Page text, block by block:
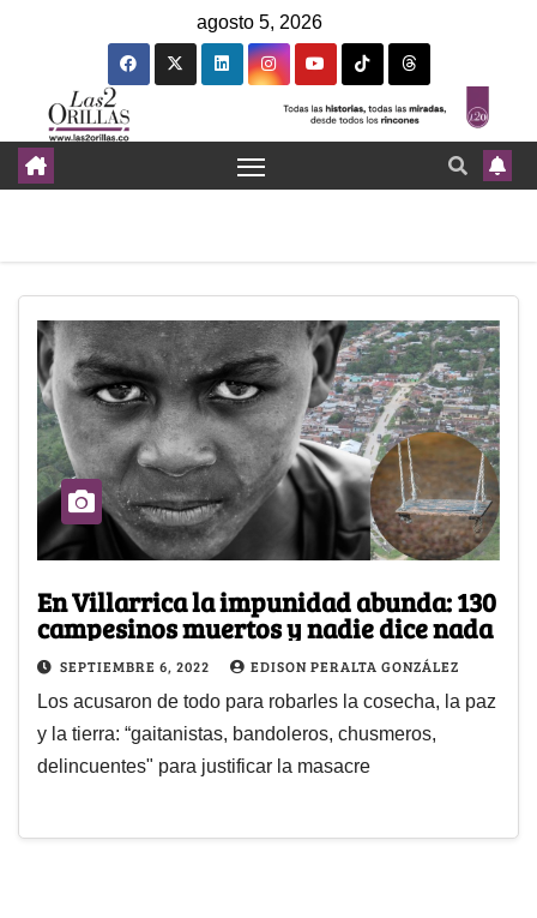
agosto 5, 2026
En Villarrica la impunidad abunda: 130
campesinos muertos y nadie dice nada
SEPTIEMBRE 6, 2022 EDISON PERALTA GONZÁLEZ
Los acusaron de todo para robarles la cosecha, la paz
y la tierra: “gaitanistas, bandoleros, chusmeros,
delincuentes" para justificar la masacre